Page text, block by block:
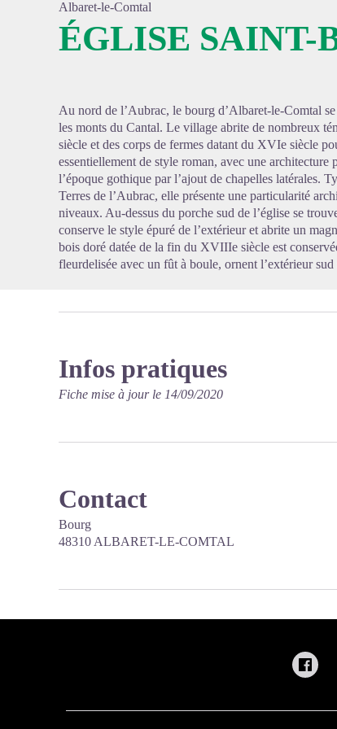
Albaret-le-Comtal
ÉGLISE SAINT-
Au nord de l’Aubrac, le bourg d’Albaret-le-Comtal
les monts du Cantal. Le village abrite de nombreux
siècle et des corps de fermes datant du XVIe siècle
essentiellement de style roman, avec une
l’époque gothique par l’ajout de chapelles latérales.
Terres de l’Aubrac, elle présente une particularité
niveaux. Au-dessus du porche sud de l’église se
conserve le style épuré de l’extérieur et abrite un
bois doré datée de la fin du XVIIIe siècle est
fleurdelisée avec un fût à boule, ornent l’extérieur sud
Infos pratiques
Fiche mise à jour le 14/09/2020
Contact
Bourg
48310 ALBARET-LE-COMTAL